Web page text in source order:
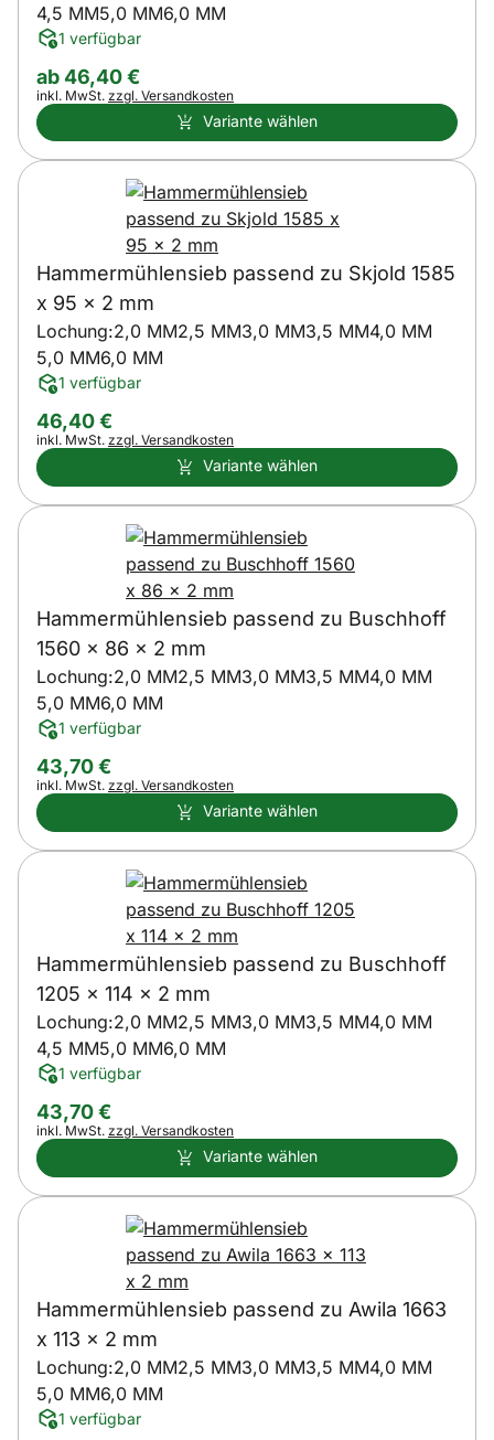
4,5 MM5,0 MM6,0 MM
1 verfügbar
ab:
ab46,40€
Steuerhinweis:
inkl. MwSt. zzgl. Versandkosten
Variante wählen
Hammermühlensieb passend zu Skjold 1585
x 95 x 2 mm
Lochung:2,0 MM2,5 MM3,0 MM3,5 MM4,0 MM
5,0 MM6,0 MM
1 verfügbar
46,40€
Steuerhinweis:
inkl. MwSt. zzgl. Versandkosten
Variante wählen
Hammermühlensieb passend zu Buschhoff
1560 x 86 x 2 mm
Lochung:2,0 MM2,5 MM3,0 MM3,5 MM4,0 MM
5,0 MM6,0 MM
1 verfügbar
43,70€
Steuerhinweis:
inkl. MwSt. zzgl. Versandkosten
Variante wählen
Hammermühlensieb passend zu Buschhoff
1205 x 114 x 2 mm
Lochung:2,0 MM2,5 MM3,0 MM3,5 MM4,0 MM
4,5 MM5,0 MM6,0 MM
1 verfügbar
43,70€
Steuerhinweis:
inkl. MwSt. zzgl. Versandkosten
Variante wählen
Hammermühlensieb passend zu Awila 1663
x 113 x 2 mm
Lochung:2,0 MM2,5 MM3,0 MM3,5 MM4,0 MM
5,0 MM6,0 MM
1 verfügbar